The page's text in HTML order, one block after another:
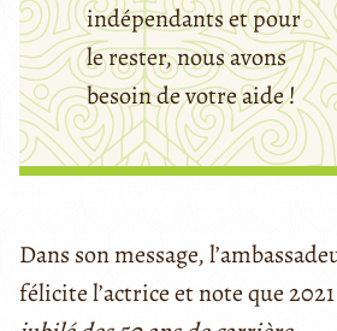
indépendants et pour
le rester, nous avons
besoin de votre aide !
Dans son message,
félicite l’actrice et note que 2021